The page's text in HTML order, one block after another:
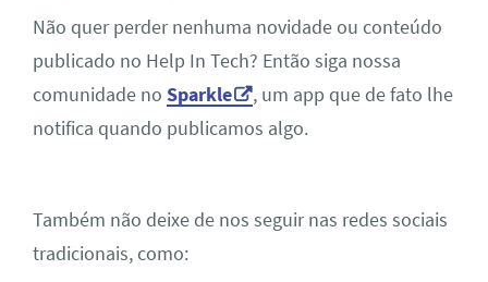
Não quer perder nenhuma novidade ou conteúdo
publicado no Help In Tech? Então siga nossa
comunidade no Sparkle
, um app que de fato lhe
notifica quando publicamos algo.
Também não deixe de nos seguir nas redes sociais
tradicionais, como: